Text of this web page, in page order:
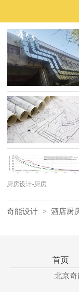
格，创造出富有
四、人性化的设
而人性化的体现
系和隐秘的布局
的需求，将一些
考虑到极致，将
如果能到以上几
更具特色，还会
版权声明：未经
本文出处：http://
厨房设计-厨房…
奇能设计 > 酒店厨
首页
北京奇